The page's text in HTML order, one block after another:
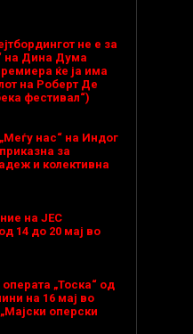
не е за
на Дина Дума
ќе ја има
на Роберт Де
фестивал“)
нас“ на Индог
за
и колективна
на ЈЕС
14 до 20 мај во
„Тоска“ од
на 16 мај во
оперски